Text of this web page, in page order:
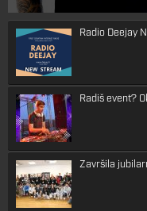
Radio Deejay
Radiš event?
Završila